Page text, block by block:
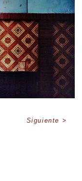
Siguiente